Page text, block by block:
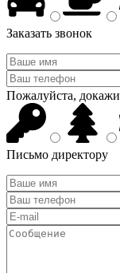
Заказать звонок
Пожалуйста,
Письмо директору